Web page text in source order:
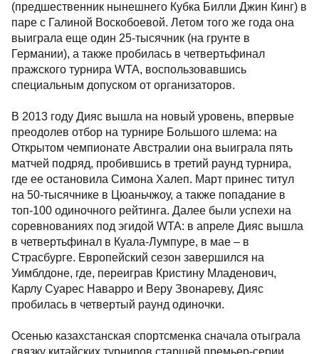
(предшественник нынешнего Кубка Билли Джин Кинг) в
паре с Галиной Воскобоевой. Летом того же года она
выиграла еще один 25-тысячник (на грунте в
Германии), а также пробилась в четвертьфинал
пражского турнира WTA, воспользовавшись
специальным допуском от организаторов.
В 2013 году Дияс вышла на новый уровень, впервые
преодолев отбор на турнире Большого шлема: на
Открытом чемпионате Австралии она выиграла пять
матчей подряд, пробившись в третий раунд турнира,
где ее остановила Симона Халеп. Март принес титул
на 50-тысячнике в Цюаньчжоу, а также попадание в
топ-100 одиночного рейтинга. Далее были успехи на
соревнованиях под эгидой WTA: в апреле Дияс вышла
в четвертьфинал в Куала-Лумпуре, в мае – в
Страсбурге. Европейский сезон завершился на
Уимблдоне, где, переиграв Кристину Младенович,
Карлу Суарес Наварро и Веру Звонареву, Дияс
пробилась в четвертый раунд одиночки.
Осенью казахстанская спортсменка сначала отыграла
связку китайских турниров старшей премьер-серии